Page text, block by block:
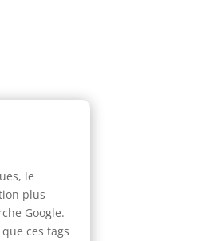
le
plus
Google.
ces tags